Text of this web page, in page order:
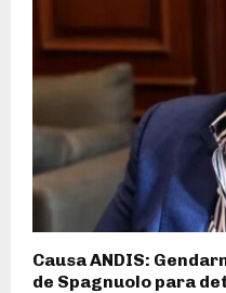
Causa ANDIS:
de Spagnuolo para